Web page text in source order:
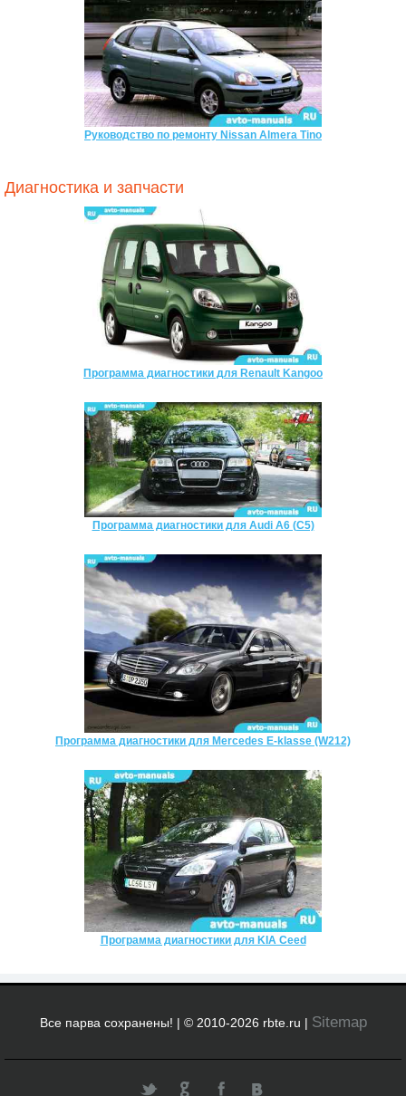
Руководство по ремонту Nissan Almera Tino
Диагностика и запчасти
Программа диагностики для Renault Kangoo
Программа диагностики для Audi A6 (C5)
Программа диагностики для Mercedes E-klasse (W212)
Программа диагностики для KIA Ceed
Все парва сохранены! | © 2010-2026 rbte.ru | Sitemap